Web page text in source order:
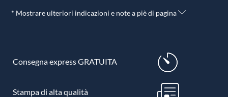
* Mostrare ulteriori indicazioni e note a piè di pagina
Consegna express GRATUITA
Stampa di alta qualità